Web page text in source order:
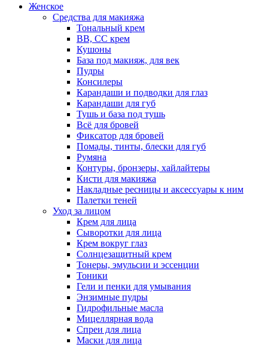
Женское
Средства для макияжа
Тональный крем
BB, CC крем
Кушоны
База под макияж, для век
Пудры
Консилеры
Карандаши и подводки для глаз
Карандаши для губ
Тушь и база под тушь
Всё для бровей
Фиксатор для бровей
Помады, тинты, блески для губ
Румяна
Контуры, бронзеры, хайлайтеры
Кисти для макияжа
Накладные ресницы и аксессуары к ним
Палетки теней
Уход за лицом
Крем для лица
Сыворотки для лица
Крем вокруг глаз
Солнцезащитный крем
Тонеры, эмульсии и эссенции
Тоники
Гели и пенки для умывания
Энзимные пудры
Гидрофильные масла
Мицеллярная вода
Спреи для лица
Маски для лица